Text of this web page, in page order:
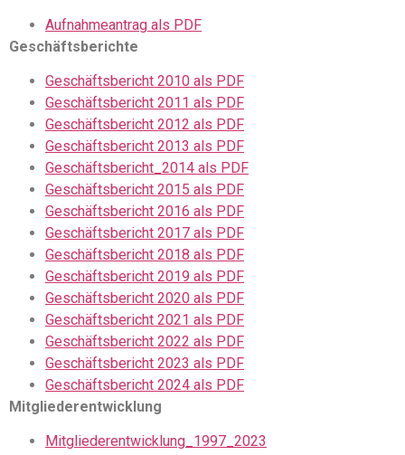
Aufnahmeantrag als PDF
Geschäftsberichte
Geschäftsbericht 2010 als PDF
Geschäftsbericht 2011 als PDF
Geschäftsbericht 2012 als PDF
Geschäftsbericht 2013 als PDF
Geschäftsbericht_2014 als PDF
Geschäftsbericht 2015 als PDF
Geschäftsbericht 2016 als PDF
Geschäftsbericht 2017 als PDF
Geschäftsbericht 2018 als PDF
Geschäftsbericht 2019 als PDF
Geschäftsbericht 2020 als PDF
Geschäftsbericht 2021 als PDF
Geschäftsbericht 2022 als PDF
Geschäftsbericht 2023 als PDF
Geschäftsbericht 2024 als PDF
Mitgliederentwicklung
Mitgliederentwicklung_1997_2023